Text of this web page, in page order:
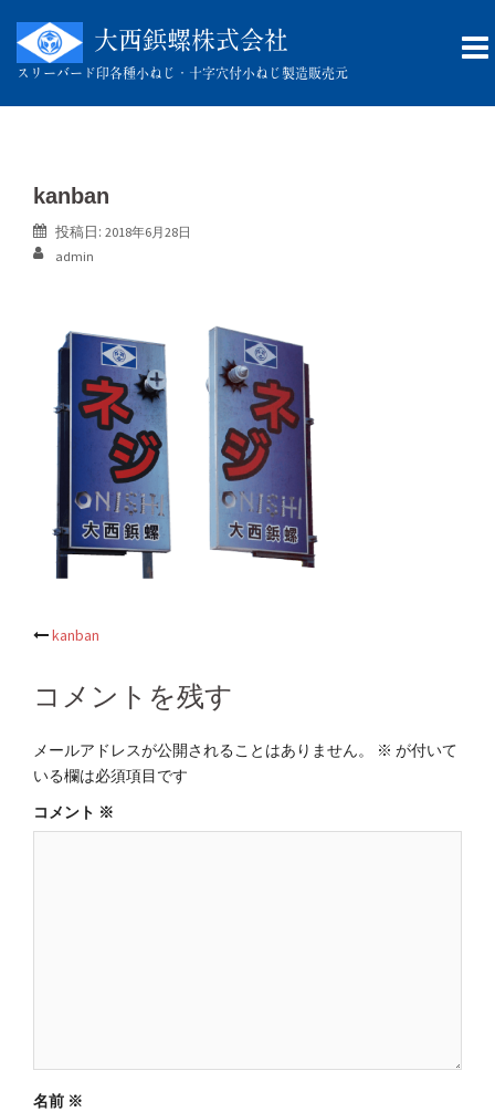
ツ
大西鋲螺株式会社
スリーバード印各種小ねじ・十字穴付小ねじ製造販売元
kanban
投稿日: 2018年6月28日
admin
投
ナ
ビ
ゲ
ー
シ
kanban
コメントを残す
メールアドレスが公開されることはありません。 ※ が付いて
いる欄は必須項目です
コメント ※
名前 ※